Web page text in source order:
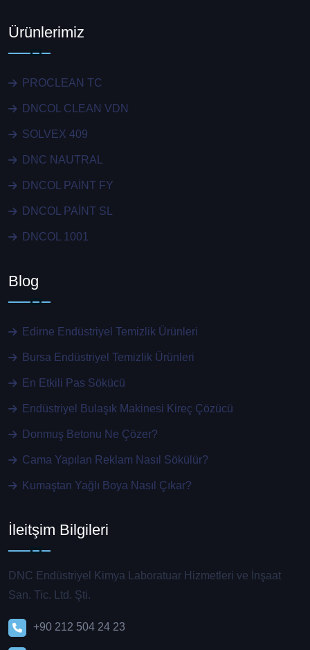
Ürünlerimiz
PROCLEAN TC
DNCOL CLEAN VDN
SOLVEX 409
DNC NAUTRAL
DNCOL PAİNT FY
DNCOL PAİNT SL
DNCOL 1001
Blog
Edirne Endüstriyel Temizlik Ürünleri
Bursa Endüstriyel Temizlik Ürünleri
En Etkili Pas Sökücü
Endüstriyel Bulaşık Makinesi Kireç Çözücü
Donmuş Betonu Ne Çözer?
Cama Yapılan Reklam Nasıl Sökülür?
Kumaştan Yağlı Boya Nasıl Çıkar?
İleitşim Bilgileri
DNC Endüstriyel Kimya Laboratuar Hizmetleri ve İnşaat
San. Tic. Ltd. Şti.
+90 212 504 24 23